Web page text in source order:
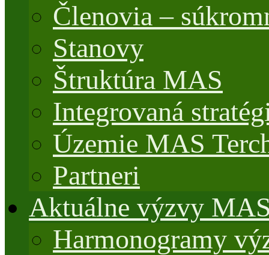
Členovia –
Stanovy
Štruktúra MAS
Integrovaná
Územie MAS
Partneri
Aktuálne výzvy
Harmonogramy